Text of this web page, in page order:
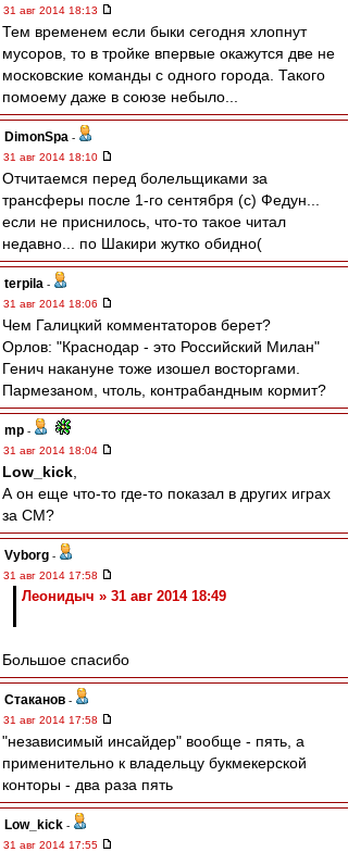
31 авг 2014 18:13
Тем временем если быки сегодня хлопнут
мусоров, то в тройке впервые окажутся две не
московские команды с одного города. Такого
помоему даже в союзе небыло...
DimonSpa -
31 авг 2014 18:10
Отчитаемся перед болельщиками за
трансферы после 1-го сентября (с) Федун...
если не приснилось, что-то такое читал
недавно... по Шакири жутко обидно(
terpila -
31 авг 2014 18:06
Чем Галицкий комментаторов берет?
Орлов: "Краснодар - это Российский Милан"
Генич накануне тоже изошел восторгами.
Пармезаном, чтоль, контрабандным кормит?
mp -
31 авг 2014 18:04
Low_kick
А он еще что-то где-то показал в других играх
за СМ?
Vyborg -
31 авг 2014 17:58
Леонидыч » 31 авг 2014 18:49
Большое спасибо
Cтаканов -
31 авг 2014 17:58
"независимый инсайдер" вообще - пять, а
применительно к владельцу букмекерской
конторы - два раза пять
Low_kick -
31 авг 2014 17:55